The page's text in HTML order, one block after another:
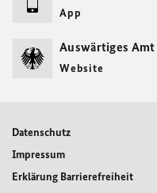
App
Auswärtiges Amt
Website
Datenschutz
Impressum
Erklärung Barrierefreiheit